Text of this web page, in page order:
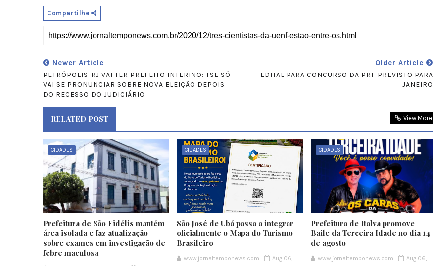
Compartilhe
Newer Article
PETRÓPOLIS-RJ VAI TER PREFEITO INTERINO: TSE SÓ
VAI SE PRONUNCIAR SOBRE NOVA ELEIÇÃO DEPOIS
DO RECESSO DO JUDICIÁRIO
Older Article
EDITAL PARA CONCURSO DA PRF PREVISTO PARA
JANEIRO
RELATED POST View More
CIDADES
Prefeitura de São Fidélis mantém
área isolada e faz atualização
sobre exames em investigação de
febre maculosa
CIDADES
São José de Ubá passa a integrar
oficialmente o Mapa do Turismo
Brasileiro
www.jornaltemponews.com
Aug 06,
CIDADES
Prefeitura de Italva promove
Baile da Terceira Idade no dia 14
de agosto
www.jornaltemponews.com
Aug 06,